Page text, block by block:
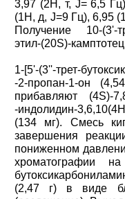
3,97 (2H, т, J= 6,5
(1H, д, J=9 Гц), 6,95
Получение 10-(3'-
этил-(20S)-
1-[5'-(3''-трет-
-2-пропан-1-он
прибавляют (4S)-
-индолидин-
(134 мг). Смесь
завершения
пониженном
хроматографии
(2,47 г) в виде